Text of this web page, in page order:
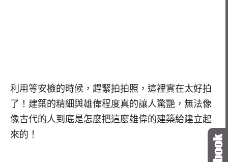
利用等安檢的時候，趕緊拍拍照，這裡實在太好拍
了！建築的精細與雄偉程度真的讓人驚艷，無法像
像古代的人到底是怎麼把這麼雄偉的建築給建立起
來的！